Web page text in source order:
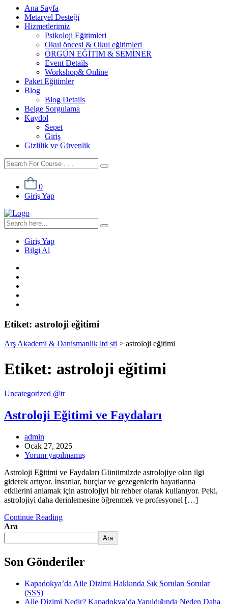
Ana Sayfa
Metaryel Desteği
Hizmetlerimiz
Psikoloji Eğitimleri
Okul öncesi & Okul eğitimleri
ÖRGÜN EĞİTİM & SEMİNER
Event Details
Workshop& Online
Paket Eğitimler
Blog
Blog Details
Belge Sorgulama
Kaydol
Sepet
Giriş
Gizlilik ve Güvenlik
0
Giriş Yap
Giriş Yap
Bilgi Al
Etiket: astroloji eğitimi
Arş Akademi & Danismanlik ltd sti > astroloji eğitimi
Etiket: astroloji eğitimi
Uncategorized @tr
Astroloji Eğitimi ve Faydaları
admin
Ocak 27, 2025
Yorum yapılmamış
Astroloji Eğitimi ve Faydaları Günümüzde astrolojiye olan ilgi
giderek artıyor. İnsanlar, burçlar ve gezegenlerin hayatlarına
etkilerini anlamak için astrolojiyi bir rehber olarak kullanıyor. Peki,
astrolojiyi daha derinlemesine öğrenmek ve profesyonel […]
Continue Reading
Ara
Ara
Son Gönderiler
Kapadokya’da Aile Dizimi Hakkında Sık Sorulan Sorular
(SSS)
Aile Dizimi Nedir? Kapadokya’da Yapıldığında Neden Daha